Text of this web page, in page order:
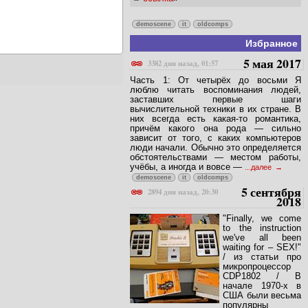
demoscene it oldcomps
Избранное
3382 дня назад, 01:57
5 мая 2017
Часть 1: От четырёх до восьми Я
люблю читать воспоминания людей,
заставших первые шаги
вычислительной техники в их стране. В
них всегда есть какая-то романтика,
причём какого она рода — сильно
зависит от того, с каких компьютеров
люди начали. Обычно это определяется
обстоятельствами — местом работы,
учёбы, а иногда и вовсе —
...далее
demoscene it oldcomps
2894 дня назад, 20:30 5 сентября
2018
"Finally, we come
to the instruction
we've all been
waiting for – SEX!"
/ из статьи про
микропроцессор
CDP1802 / В
начале 1970-х в
США были весьма
популярны